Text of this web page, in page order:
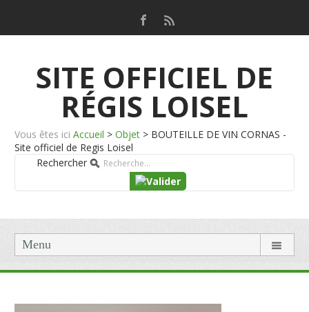
SITE OFFICIEL DE
RÉGIS LOISEL
Vous êtes ici Accueil > Objet > BOUTEILLE DE VIN CORNAS -
Site officiel de Regis Loisel
Rechercher
Menu